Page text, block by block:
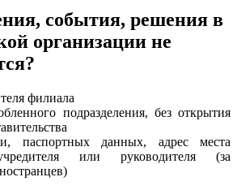
события, решения в
организации не
филиала
подразделения, без открытия
паспортных данных, адрес места
или руководителя (за